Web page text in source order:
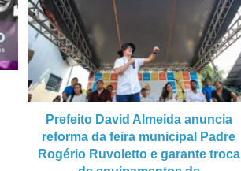
Prefeito David Almeida anuncia
reforma da feira municipal Padre
Rogério Ruvoletto e garante troca